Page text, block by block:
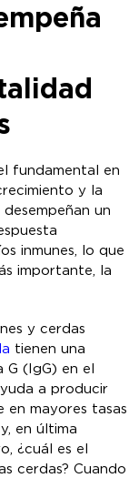
fundamental en
y la
un
inmunes, lo que
importante, la
y cerdas
tienen una
G (IgG) en el
a producir
en mayores tasas
en última
¿cuál es el
cerdas? Cuando